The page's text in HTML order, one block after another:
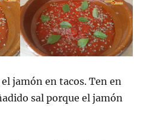
jamón en tacos. Ten en
sal porque el jamón